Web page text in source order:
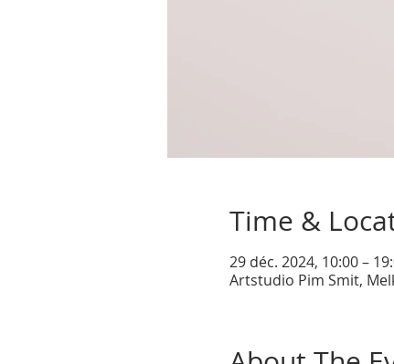
Time &
29 déc. 2024, 10:00 –
Artstudio Pim Smit,